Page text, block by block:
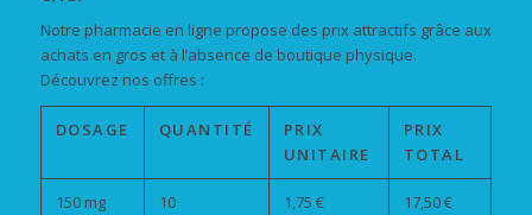
Notre pharmacie en ligne propose des prix attractifs grâce aux
achats en gros et à l’absence de boutique physique.
Découvrez nos offres :
DOSAGE QUANTITÉ
PRIX
UNITAIRE
PRIX
TOTAL
150 mg
10
1,75 € 17,50 €